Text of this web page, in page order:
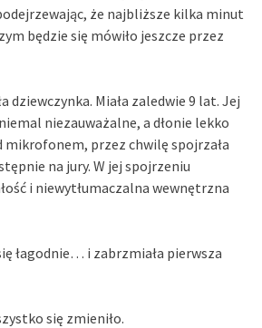
że najbliższe kilka minut
będzie się mówiło jeszcze przez
dziewczynka. Miała zaledwie 9 lat. Jej
niezauważalne, a dłonie lekko
mikrofonem, przez chwilę spojrzała
na jury. W jej spojrzeniu
i niewytłumaczalna wewnętrzna
łagodnie… i zabrzmiała pierwsza
się zmieniło.